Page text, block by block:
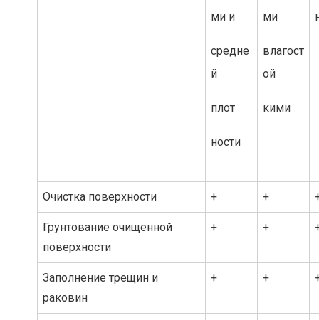
ми и
средне
й
плот
ности
ми
влагост
ой
кими
Очистка поверхности + +
Грунтование очищенной
поверхности
+ +
Заполнение трещин и
раковин
+ +